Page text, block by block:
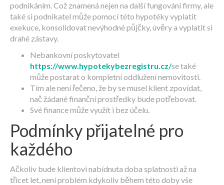
podnikáním. Což znamená nejen na další fungování firmy, ale
také si podnikatel může pomocí této hypotéky vyplatit
exekuce, konsolidovat nevýhodné půjčky, úvěry a vyplatit si
drahé zástavy.
Nebankovní poskytovatel
https://www.hypotekybezregistru.cz/se také
může postarat o kompletní oddlužení nemovitosti.
Tím ale není řečeno, že by se musel klient zpovídat,
nač žádané finanční prostředky bude potřebovat.
Své finance může využít i bez účelu.
Podmínky přijatelné pro
každého
Ačkoliv bude klientovi nabídnuta doba splatnosti až na
třicet let, není problém kdykoliv během této doby vše